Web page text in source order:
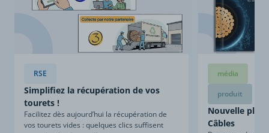
RSE
Simplifiez la récupération de vos
tourets !
Facilitez dès aujourd’hui la récupération de
vos tourets vides : quelques clics suffisent
média
produit
Nouvelle
Câbles